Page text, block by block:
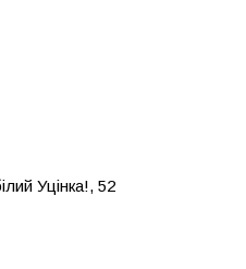
Уцінка!, 52